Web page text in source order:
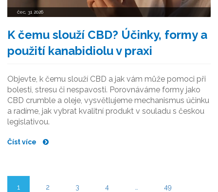
čec, 31 2026
K čemu slouží CBD? Účinky, formy a
použití kanabidiolu v praxi
Objevte, k čemu slouží CBD a jak vám může pomoci při
bolesti, stresu či nespavosti. Porovnáváme formy jako
CBD crumble a oleje, vysvětlujeme mechanismus účinku
a radíme, jak vybrat kvalitní produkt v souladu s českou
legislativou.
Číst více
1 2 3 4 … 49